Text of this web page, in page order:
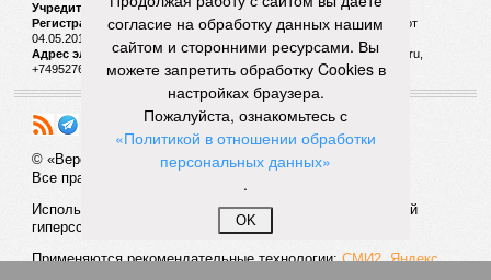
развитой цивилизации, зачастую с последующим её
полным уничтожением. Среди причин такого трагического
развития событий учёные называют деградацию
окружающей среды, истощение ресурсов и болезни. А ведь
любая природная катастрофа непременно ведёт именно к
этому – экономическому кризису, эпидемиям, голоду,
резкому сокращению численности населения. Так погибли
цивилизации шумеров, майя, кхмеров – список не
исчерпывающий. Какая цивилизация будет следующей?
«Наша версия» №29 от 03.08.2026
согласие на обработку данных нашим
сайтом и сторонними ресурсами. Вы
можете запретить обработку Cookies в
настройках браузера.
Пожалуйста, ознакомьтесь с
«Политикой в отношении обработки
персональных данных»
.
OK